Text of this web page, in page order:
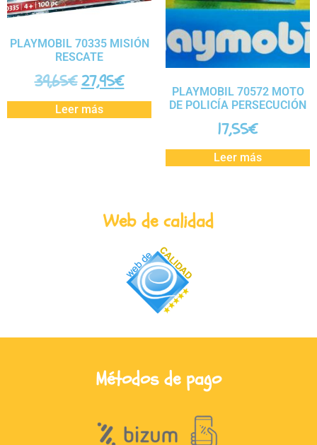
PLAYMOBIL 70335 MISIÓN
RESCATE
39,65€27,95€
Leer más
PLAYMOBIL 70572 MOTO
DE POLICÍA PERSECUCIÓN
17,55€
Leer más
Web de calidad
Métodos de pago